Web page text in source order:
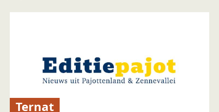
Ternat